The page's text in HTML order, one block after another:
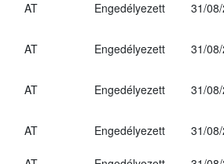
AT Engedélyezett 31/
AT Engedélyezett
31/
AT Engedélyezett 31/
AT Engedélyezett
31/